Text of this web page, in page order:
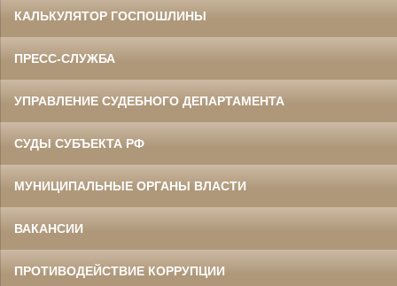
КАЛЬКУЛЯТОР ГОСПОШЛИНЫ
ПРЕСС-СЛУЖБА
УПРАВЛЕНИЕ СУДЕБНОГО ДЕПАРТАМЕНТА
СУДЫ СУБЪЕКТА РФ
МУНИЦИПАЛЬНЫЕ ОРГАНЫ ВЛАСТИ
ВАКАНСИИ
ПРОТИВОДЕЙСТВИЕ КОРРУПЦИИ